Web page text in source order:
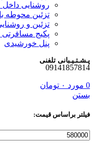
روشنایی داخل
تزئین محوطه
تزئین و
پکیج مسافرتی
پنل خورشیدی
پـشـتـیـبانی تلفنی
09141857814
0 مورد ۰ تومان
بستن
فیلتر براساس قیمت:
حداقل